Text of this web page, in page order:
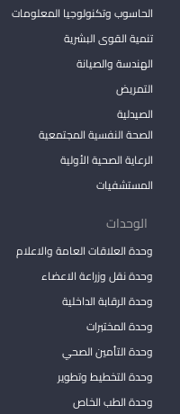
الحاسوب وتكنولوجيا المعلومات
تنمية القوى البشرية
الهندسة والصيانة
التمريض
الصيدلية
الصحة النفسية المجتمعية
الرعاية الصحية الأولية
المستشفيات
الوحدات
وحدة العلاقات العامة والاعلام
وحدة نقل وزراعة الاعضاء
وحدة الرقابة الداخلية
وحدة المختبرات
وحدة التأمين الصحي
وحدة التخطيط وتطوير
وحدة الطب الخاص